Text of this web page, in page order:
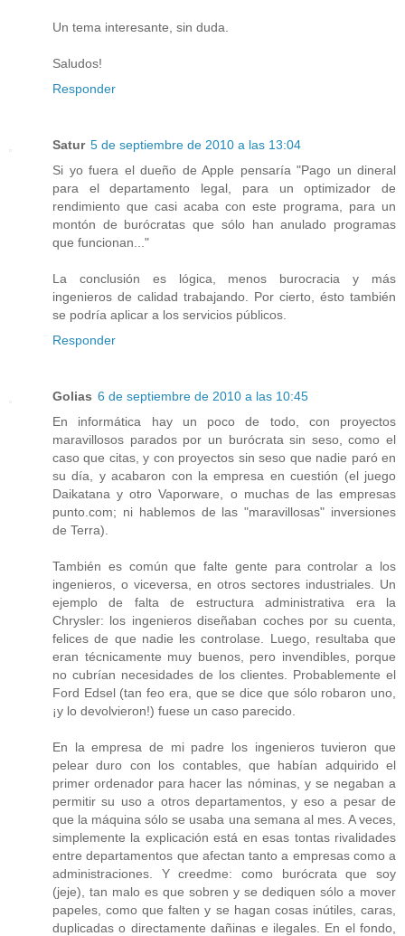
Un tema interesante, sin duda.
Saludos!
Responder
Satur 5 de septiembre de 2010 a las 13:04
Si yo fuera el dueño de Apple pensaría "Pago un dineral
para el departamento legal, para un optimizador de
rendimiento que casi acaba con este programa, para un
montón de burócratas que sólo han anulado programas
que funcionan..."
La conclusión es lógica, menos burocracia y más
ingenieros de calidad trabajando. Por cierto, ésto también
se podría aplicar a los servicios públicos.
Responder
Golias 6 de septiembre de 2010 a las 10:45
En informática hay un poco de todo, con proyectos
maravillosos parados por un burócrata sin seso, como el
caso que citas, y con proyectos sin seso que nadie paró en
su día, y acabaron con la empresa en cuestión (el juego
Daikatana y otro Vaporware, o muchas de las empresas
punto.com; ni hablemos de las "maravillosas" inversiones
de Terra).
También es común que falte gente para controlar a los
ingenieros, o viceversa, en otros sectores industriales. Un
ejemplo de falta de estructura administrativa era la
Chrysler: los ingenieros diseñaban coches por su cuenta,
felices de que nadie les controlase. Luego, resultaba que
eran técnicamente muy buenos, pero invendibles, porque
no cubrían necesidades de los clientes. Probablemente el
Ford Edsel (tan feo era, que se dice que sólo robaron uno,
¡y lo devolvieron!) fuese un caso parecido.
En la empresa de mi padre los ingenieros tuvieron que
pelear duro con los contables, que habían adquirido el
primer ordenador para hacer las nóminas, y se negaban a
permitir su uso a otros departamentos, y eso a pesar de
que la máquina sólo se usaba una semana al mes. A veces,
simplemente la explicación está en esas tontas rivalidades
entre departamentos que afectan tanto a empresas como a
administraciones. Y creedme: como burócrata que soy
(jeje), tan malo es que sobren y se dediquen sólo a mover
papeles, como que falten y se hagan cosas inútiles, caras,
duplicadas o directamente dañinas e ilegales. En el fondo,